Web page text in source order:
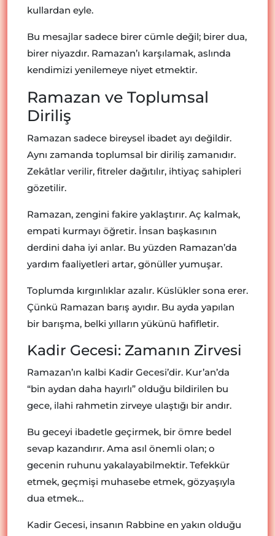
kullardan eyle.
Bu mesajlar sadece birer cümle değil; birer dua,
birer niyazdır. Ramazan’ı karşılamak, aslında
kendimizi yenilemeye niyet etmektir.
Ramazan ve Toplumsal
Diriliş
Ramazan sadece bireysel ibadet ayı değildir.
Aynı zamanda toplumsal bir diriliş zamanıdır.
Zekâtlar verilir, fitreler dağıtılır, ihtiyaç sahipleri
gözetilir.
Ramazan, zengini fakire yaklaştırır. Aç kalmak,
empati kurmayı öğretir. İnsan başkasının
derdini daha iyi anlar. Bu yüzden Ramazan’da
yardım faaliyetleri artar, gönüller yumuşar.
Toplumda kırgınlıklar azalır. Küslükler sona erer.
Çünkü Ramazan barış ayıdır. Bu ayda yapılan
bir barışma, belki yılların yükünü hafifletir.
Kadir Gecesi: Zamanın Zirvesi
Ramazan’ın kalbi Kadir Gecesi’dir. Kur’an’da
“bin aydan daha hayırlı” olduğu bildirilen bu
gece, ilahi rahmetin zirveye ulaştığı bir andır.
Bu geceyi ibadetle geçirmek, bir ömre bedel
sevap kazandırır. Ama asıl önemli olan; o
gecenin ruhunu yakalayabilmektir. Tefekkür
etmek, geçmişi muhasebe etmek, gözyaşıyla
dua etmek…
Kadir Gecesi, insanın Rabbine en yakın olduğu